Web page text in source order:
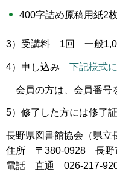
400字詰め原稿用紙2
3）受講料 1回 一般
4）申し込み 下記様式
会員の方は、会員番号
5）修了した方には修了
長野県図書館協会（県立
住所 〒380-0928 長野
電話 直通 026-217-